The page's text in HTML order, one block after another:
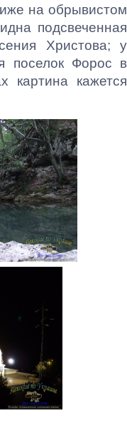
на обрывистом
подсвеченная
Христова; у
поселок Форос в
картина кажется